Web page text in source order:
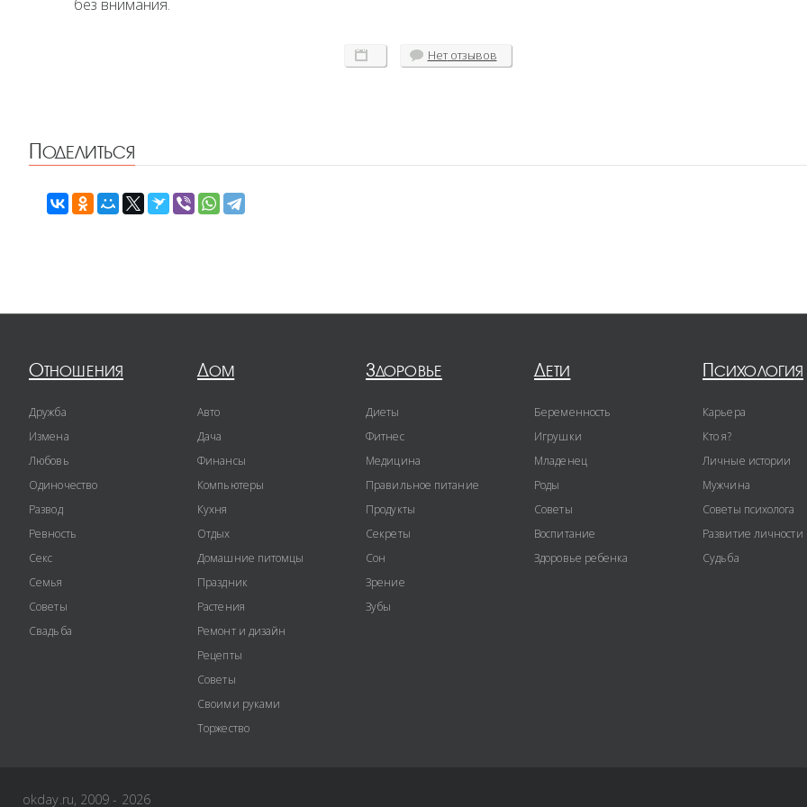
без внимания.
Нетотзывов
Поделиться
Отношения
Дружба
Измена
Любовь
Одиночество
Развод
Ревность
Секс
Семья
Советы
Свадьба
Дом
Авто
Дача
Финансы
Компьютеры
Кухня
Отдых
Домашние питомцы
Праздник
Растения
Ремонт и дизайн
Рецепты
Советы
Своими руками
Торжество
Здоровье
Диеты
Фитнес
Медицина
Правильное питание
Продукты
Секреты
Сон
Зрение
Зубы
Дети
Беременность
Игрушки
Младенец
Роды
Советы
Воспитание
Здоровье ребенка
Психология
Карьера
Кто я?
Личные истории
Мужчина
Советы психолога
Развитие личности
Судьба
okday.ru, 2009 - 2026